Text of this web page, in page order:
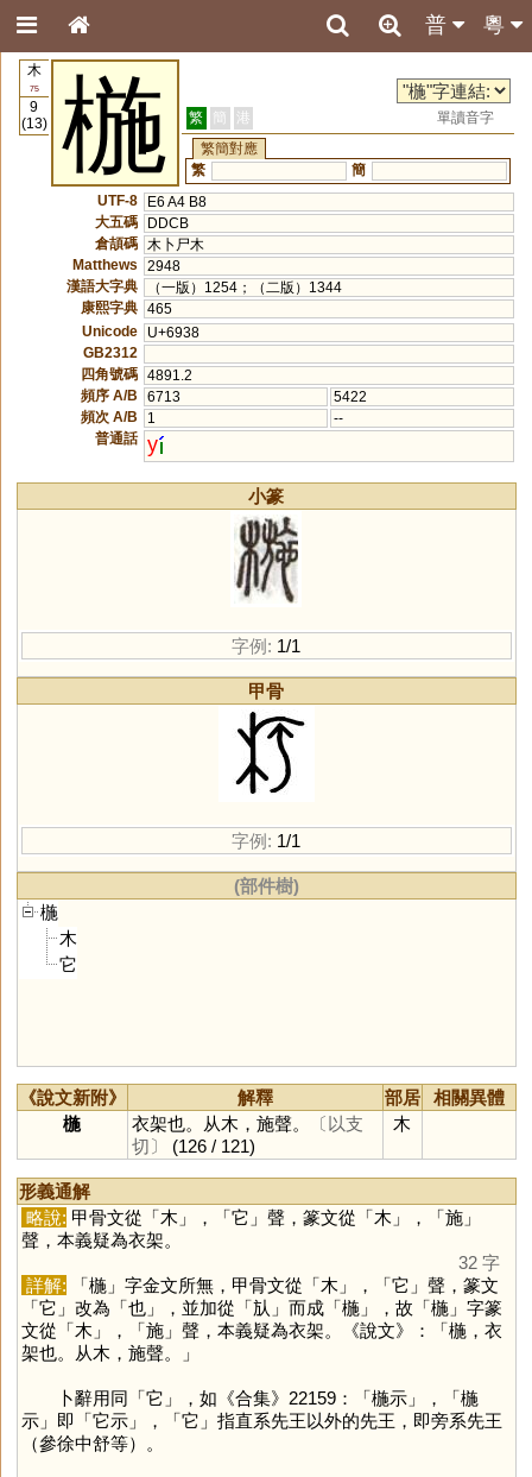
粵
普
木
75
9
(13)
椸 繁 簡 港
單讀音字
繁簡對應
繁
簡
UTF-8
E6 A4 B8
大五碼
DDCB
倉頡碼
木卜尸木
Matthews
2948
漢語大字典
（一版）1254；（二版）1344
康熙字典 465
Unicode
U+6938
GB2312
四角號碼 4891.2
頻序 A/B
6713
5422
頻次 A/B
1
--
普通話 y
小篆
字例: 1/1
甲骨
字例: 1/1
(部件樹)
椸
木
它
《說文新附》 解釋 部居
相關異體
椸
衣架也。从木，施聲。
〔以支
切〕
(126 / 121)
木
形義通解
略說: 甲骨文從「木」，「它 」聲，篆文從「木」，「施」
聲，本義疑為衣架。
32 字
詳解: 「椸」字金文所無，甲骨文從「木」，「它 」聲，篆文
「它 」改為「也」，並加從「㫃 」而成「椸」，故「椸」字篆
文從「木」，「施」聲，本義疑為衣架。《說文》：「椸，衣
架也。从木，施聲。」
卜辭用同「它 」，如《合集》22159：「椸示」，「椸
示」即「它示」，「它 」指直系先王以外的先王，即旁系先王
（參徐中舒等）。